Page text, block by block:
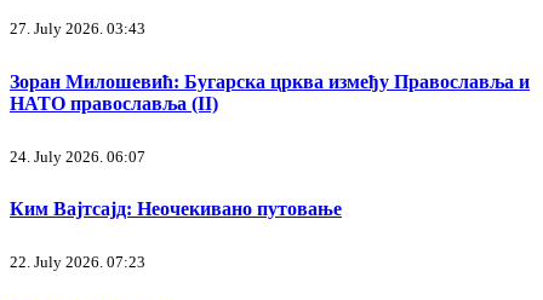
27. July 2026. 03:43
Зоран Милошевић: Бугарска црква између Православља и
НАТО православља (II)
24. July 2026. 06:07
Ким Вајтсајд: Неочекивано путовање
22. July 2026. 07:23